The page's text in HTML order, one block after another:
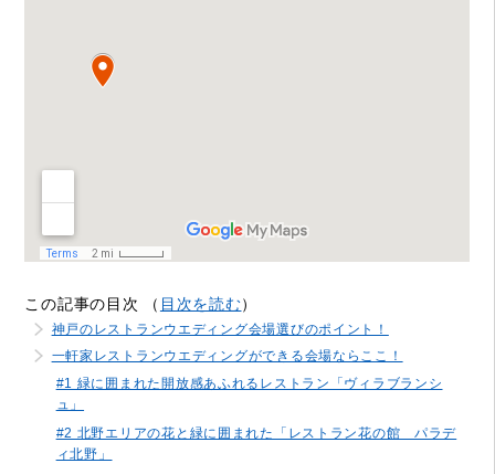
この記事の目次 （ 目次を読む）
神戸のレストランウエディング会場選びのポイント！
一軒家レストランウエディングができる会場ならここ！
#1 緑に囲まれた開放感あふれるレストラン「ヴィラブランシ
ュ」
#2 北野エリアの花と緑に囲まれた「レストラン花の館 パラデ
ィ北野」